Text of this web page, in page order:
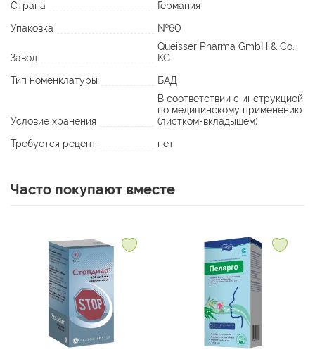
- Кальций - является основным компонентом костей и зубов.
в механизме свертывания крови, способствует правильному
формированию мышечной системы.
Применение:
Детям c 3-х лет по 2 таблетки в день во время еды. Таблетки
следует разжевать и запить водой.
прием можно повторить.
Индивидуальная непереносимость компонентов, нарушения
Страна
Германия
Упаковка
№60
Завод
Queisser Pharma GmbH & Co.
KG
Тип номенклатуры
БАД
Условие хранения
В соответствии с инструкцией
по медицинскому применению
(листком-вкладышем)
Требуется рецепт
нет
Часто покупают вместе